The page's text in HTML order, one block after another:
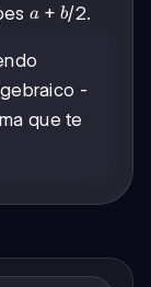
a+b
a + b/2.
-
que te